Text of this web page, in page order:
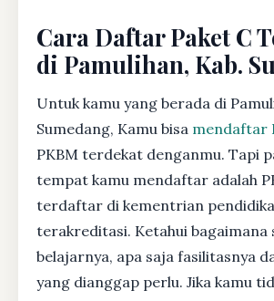
Cara Daftar Paket C
di Pamulihan, Kab.
Untuk kamu yang berada di
Sumedang, Kamu bisa mendaftar
PKBM terdekat denganmu. Tapi
tempat kamu mendaftar adalah
terdaftar di kementrian
terakreditasi. Ketahui bagaimana
belajarnya, apa saja fasilitasnya
yang dianggap perlu. Jika kamu